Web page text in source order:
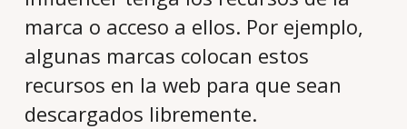
marca o acceso a ellos. Por ejemplo,
algunas marcas colocan estos
recursos en la web para que sean
descargados libremente.